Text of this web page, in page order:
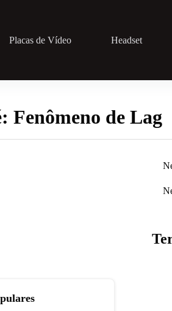
Placas de Vídeo Headset
Fenômeno de Lag